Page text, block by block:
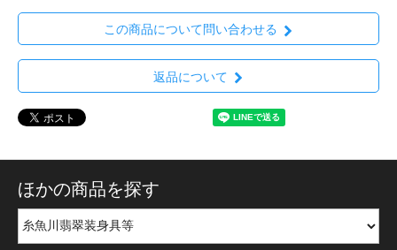
この商品について問い合わせる
返品について
ほかの商品を探す